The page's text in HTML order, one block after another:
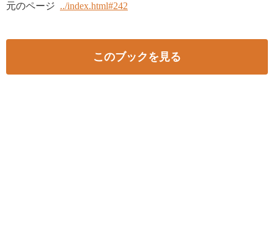
元のページ ../index.html#242
このブックを見る